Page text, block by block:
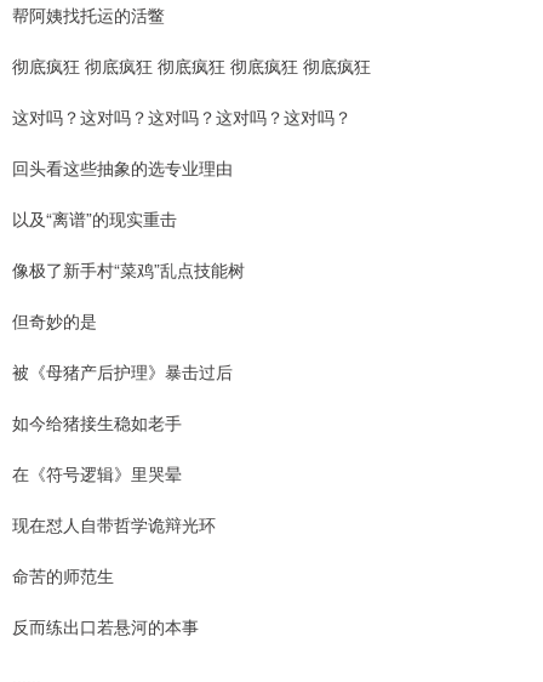
帮阿姨找托运的活鳖
彻底疯狂 彻底疯狂 彻底疯狂 彻底疯狂 彻底疯狂
这对吗？这对吗？这对吗？这对吗？这对吗？
回头看这些抽象的选专业理由
以及“离谱”的现实重击
像极了新手村“菜鸡”乱点技能树
但奇妙的是
被《母猪产后护理》暴击过后
如今给猪接生稳如老手
在《符号逻辑》里哭晕
现在怼人自带哲学诡辩光环
命苦的师范生
反而练出口若悬河的本事